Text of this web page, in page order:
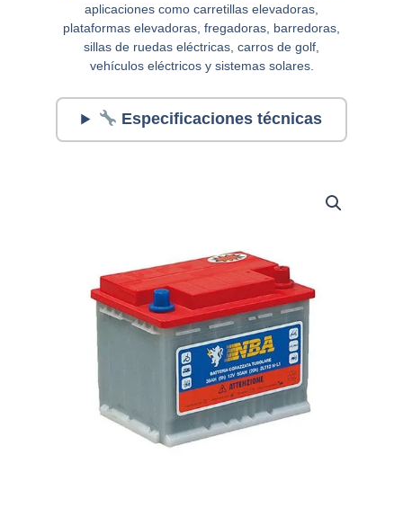
aplicaciones como carretillas elevadoras,
plataformas elevadoras, fregadoras, barredoras,
sillas de ruedas eléctricas, carros de golf,
vehículos eléctricos y sistemas solares.
Especificaciones técnicas